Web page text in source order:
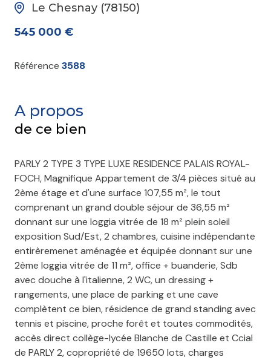
Le Chesnay (78150)
545 000 €
Référence 3588
A propos
de ce bien
PARLY 2 TYPE 3 TYPE LUXE RESIDENCE PALAIS ROYAL-
FOCH, Magnifique Appartement de 3/4 pièces situé au
2ème étage et d'une surface 107,55 m², le tout
comprenant un grand double séjour de 36,55 m²
donnant sur une loggia vitrée de 18 m² plein soleil
exposition Sud/Est, 2 chambres, cuisine indépendante
entirèremenet aménagée et équipée donnant sur une
2ème loggia vitrée de 11 m², office + buanderie, Sdb
avec douche à l'italienne, 2 WC, un dressing +
rangements, une place de parking et une cave
complètent ce bien, résidence de grand standing avec
tennis et piscine, proche forêt et toutes commodités,
accès direct collège-lycée Blanche de Castille et Ccial
de PARLY 2, copropriété de 19650 lots, charges